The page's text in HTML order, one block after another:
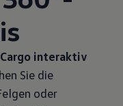
Cargointeraktiv
Sie die
oder